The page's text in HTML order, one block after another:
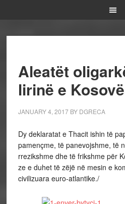
Aleatët
lirinë e
JANUARY 4, 2017BY DGRECA
Dy deklaratat e Thacit ishin të
pamençme, të panevojshme, të
rrezikshme dhe të frikshme për
ze e duhet të zëjë në mesin e
civilizuara euro-atlantike./